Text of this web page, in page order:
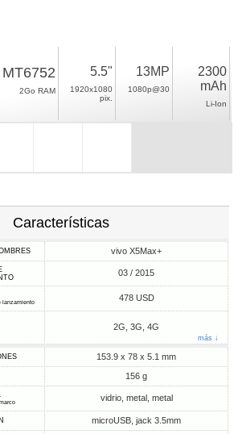
MT6752
2Go RAM
5.5"
1920x1080
pix.
13MP
1080p@30
2300
mAh
Li-Ion
Características
vivo X5Max+
03 / 2015
lanzamiento 478 USD
2G, 3G, 4G
más ↓
153.9 x 78 x 5.1 mm
156 g
vidrio, metal, metal
microUSB, jack 3.5mm